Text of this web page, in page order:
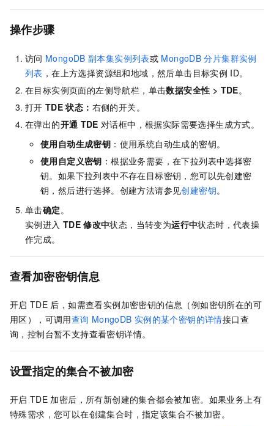
操作步骤
访问 MongoDB 副本集实例列表或 MongoDB 分片集群实例
列表 ，在上方选择资源组和地域，然后单击目标实例 ID。
在目标实例页面的左侧导航栏，单击数据安全性 > TDE。
打开 TDE 状态： 右侧的开关。
在弹出的开通 TDE 对话框中，根据实际需要选择生成方式。
使用自动生成密钥 ：使用系统自动生成的密钥。
使用自定义密钥 ：根据业务需要，在下拉列表中选择密
钥。如果下拉列表中不存在目标密钥，您可以先创建密
钥，然后进行选择。创建方法请参见创建密钥。
单击确定 。
实例进入 TDE 修改中状态，当转变为运行中状态时，代表操
作完成。
查看加密密钥信息
开启 TDE 后，如需查看实例加密密钥的信息（例如密钥所在的可
用区），可调用查询 MongoDB 实例的某个密钥的详情接口查
询，控制台暂不支持查看密钥详情。
设置指定的集合不被加密
开启 TDE 加密后，所有新创建的集合都会被加密。如果业务上有
特殊需求，您可以在创建集合时，指定该集合不被加密。